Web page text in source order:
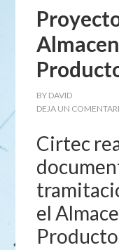
BY DAVID
DEJA UN
Cirtec
el